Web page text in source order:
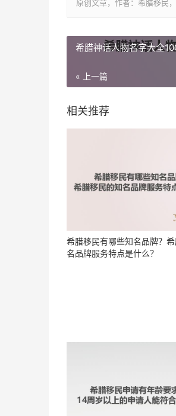
原创文章，作者：希腊移
希腊神话人物名字大全
« 上一篇
相关推荐
希腊移民有哪些知名品牌？
名品牌服务特点是什么？
卡是否享有申根国自由居住